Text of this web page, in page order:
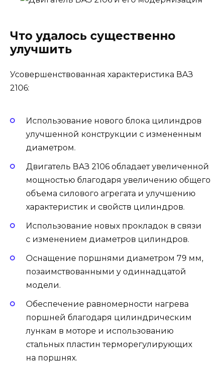
Что удалось существенно
улучшить
Усовершенствованная характеристика ВАЗ
2106:
Использование нового блока цилиндров
улучшенной конструкции с измененным
диаметром.
Двигатель ВАЗ 2106 обладает увеличенной
мощностью благодаря увеличению общего
объема силового агрегата и улучшению
характеристик и свойств цилиндров.
Использование новых прокладок в связи
с изменением диаметров цилиндров.
Оснащение поршнями диаметром 79 мм,
позаимствованными у одиннадцатой
модели.
Обеспечение равномерности нагрева
поршней благодаря цилиндрическим
лункам в моторе и использованию
стальных пластин терморегулирующих
на поршнях.